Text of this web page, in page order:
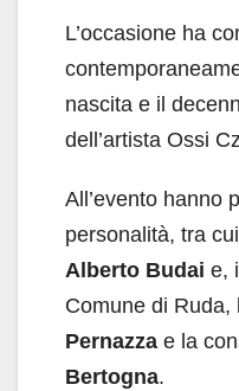
L’occasione ha
nascita e il
dell’artista Ossi
All’evento hanno
personalità, tra
Alberto Budai e,
Comune di Ruda,
Pernazza e la
Bertogna.